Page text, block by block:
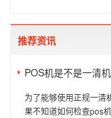
推荐资讯
POS机是不是一清
为了能够使用正规一清
果不知道如何检查pos